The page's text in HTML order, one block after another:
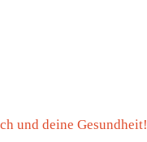
und deine Gesundheit!